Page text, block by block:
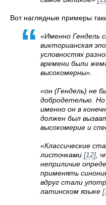
Вот наглядные примеры
«Именно Гендель
викторианская
условностях
времени были
высокомерны».
«он (Гендель) не
добродетелью.
именно он в
должен был
высокомерие и
«Классические
листочками [12] ,
неприличие
применять
вдруг стали
латинском языке